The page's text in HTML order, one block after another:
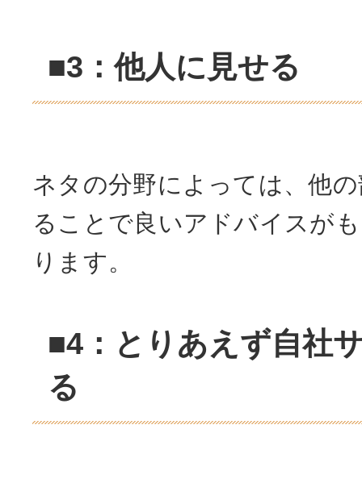
■3：他人に見せる
ネタの分野によっては、他
ることで良いアドバイスが
ります。
■4：とりあえず自社
る